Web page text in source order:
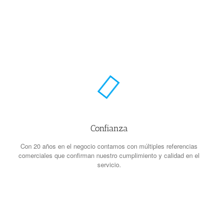
Confianza
Con 20 años en el negocio contamos con múltiples referencias
comerciales que confirman nuestro cumplimiento y calidad en el
servicio.